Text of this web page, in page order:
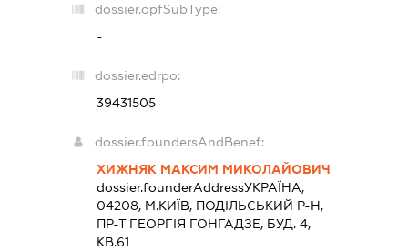
dossier.opfSubType:
-
dossier.edrpo:
39431505
dossier.foundersAndBenef:
ХИЖНЯК МАКСИМ МИКОЛАЙОВИЧ
dossier.founderAddressУКРАЇНА,
04208, М.КИЇВ, ПОДІЛЬСЬКИЙ Р-Н,
ПР-Т ГЕОРГІЯ ГОНГАДЗЕ, БУД. 4,
КВ.61